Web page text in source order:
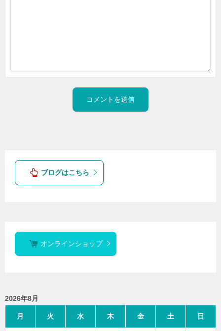
ブログはこちら
オンラインショップ
2026年8月
月 火 水 木 金 土 日